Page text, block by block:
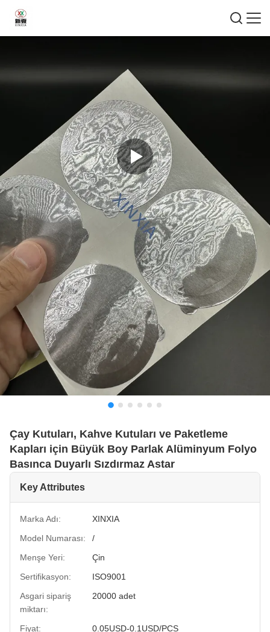
Çay Kutuları, Kahve Kutuları ve Paketleme
Kapları için Büyük Boy Parlak Alüminyum Folyo
Basınca Duyarlı Sızdırmaz Astar
Key Attributes
Marka Adı:
XINXIA
Model Numarası:
/
Menşe Yeri:
Çin
Sertifikasyon:
ISO9001
Asgari sipariş
miktarı:
20000 adet
Fiyat:
0.05USD-0.1USD/PCS